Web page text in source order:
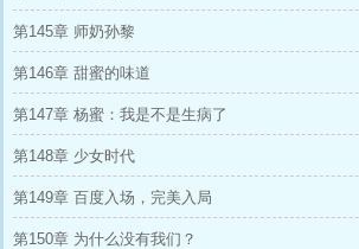
第145章 师奶孙黎
第146章 甜蜜的味道
第147章 杨蜜：我是不是生病了
第148章 少女时代
第149章 百度入场，完美入局
第150章 为什么没有我们？